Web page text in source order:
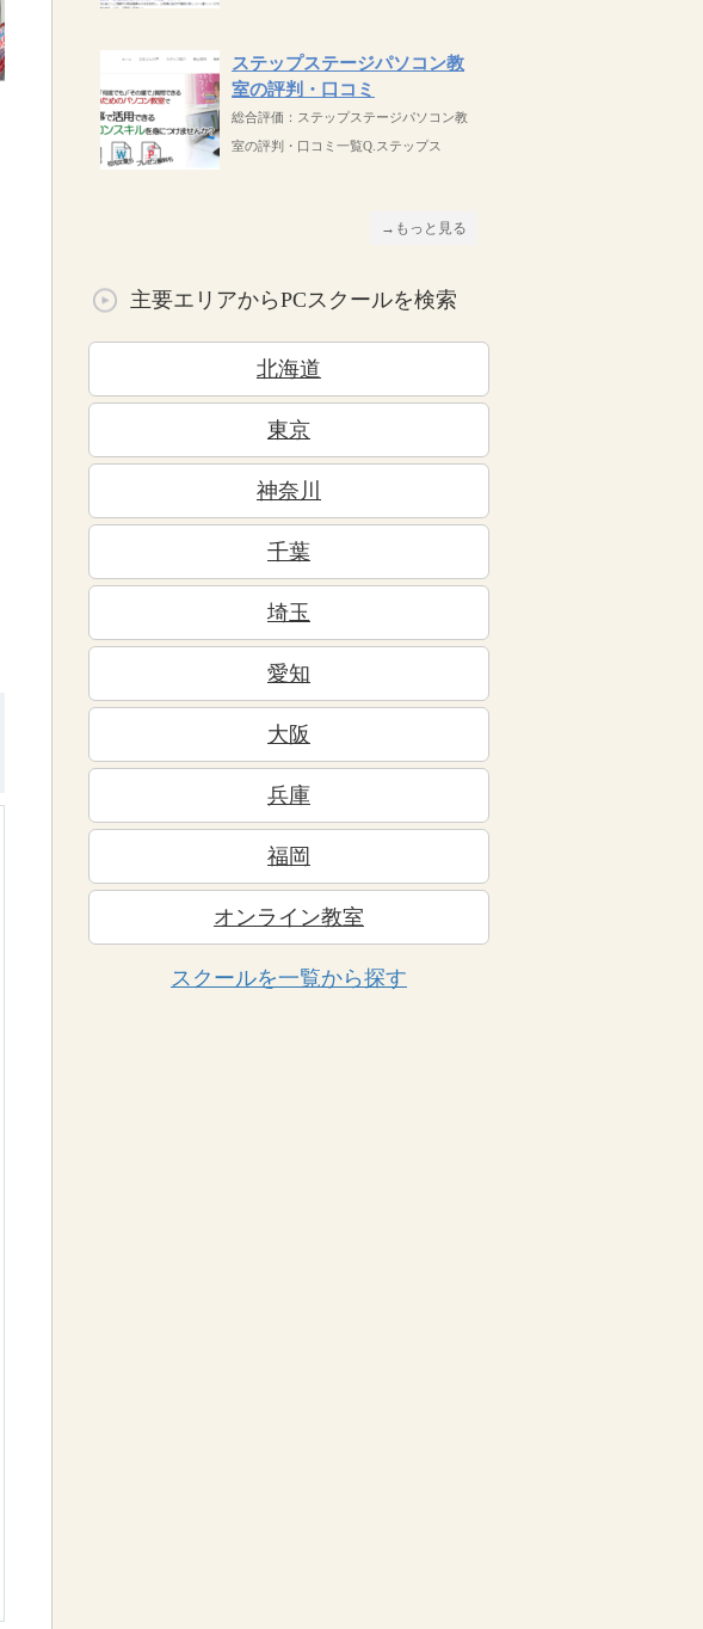
ステップステージパソコン教
室の評判・口コミ
総合評価：ステップステージパソコン教
室の評判・口コミ一覧Q.ステップス
→もっと見る
主要エリアからPCスクールを検索
北海道
東京
神奈川
千葉
埼玉
愛知
大阪
兵庫
福岡
オンライン教室
スクールを一覧から探す